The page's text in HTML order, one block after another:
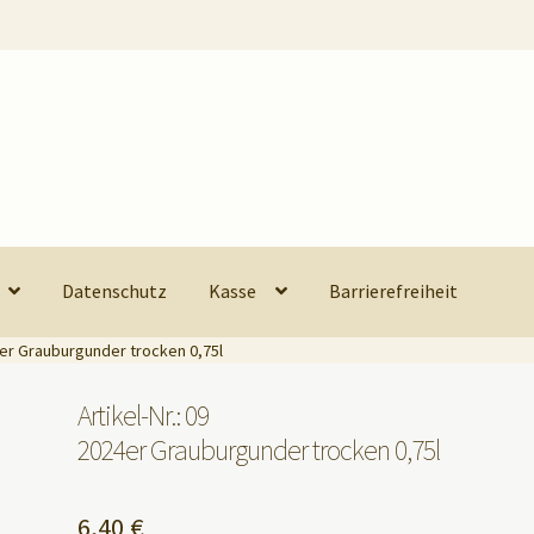
Datenschutz Kasse Barrierefreiheit
Grauburgunder trocken 0,75l
Artikel-Nr.: 09
2024er Grauburgunder trocken 0,75l